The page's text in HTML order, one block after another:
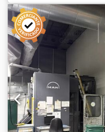
mecánico, FM7, 310
cambios manual, 12
Neumáticos 13R22,5
francés Buen estado